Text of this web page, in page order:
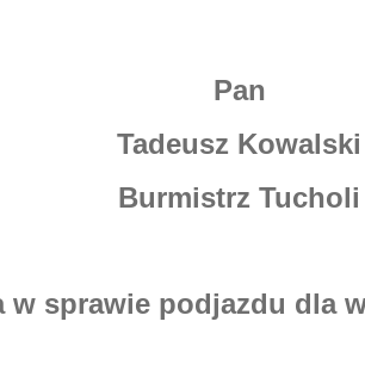
Pan
Tadeusz Kowalski
Burmistrz Tucholi
w sprawie podjazdu dla